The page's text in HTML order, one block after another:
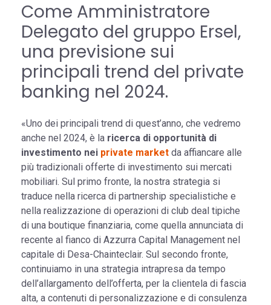
Come Amministratore
Delegato del gruppo Ersel,
una previsione sui
principali trend del private
banking nel 2024.
«Uno dei principali trend di quest’anno, che vedremo
anche nel 2024, è la ricerca di opportunità di
investimento nei private market da affiancare alle
più tradizionali offerte di investimento sui mercati
mobiliari. Sul primo fronte, la nostra strategia si
traduce nella ricerca di partnership specialistiche e
nella realizzazione di operazioni di club deal tipiche
di una boutique finanziaria, come quella annunciata di
recente al fianco di Azzurra Capital Management nel
capitale di Desa-Chainteclair. Sul secondo fronte,
continuiamo in una strategia intrapresa da tempo
dell’allargamento dell’offerta, per la clientela di fascia
alta, a contenuti di personalizzazione e di consulenza